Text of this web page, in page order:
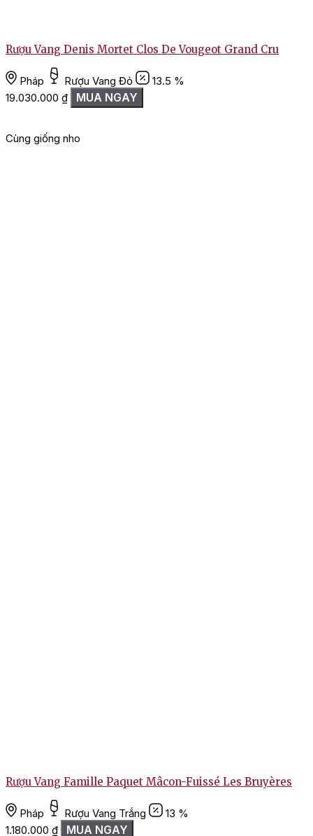
Rượu Vang Denis Mortet Clos De Vougeot Grand Cru
Pháp Rượu Vang Đỏ
13.5 %
19.030.000 ₫ MUA NGAY
Cùng giống nho
Rượu Vang Famille Paquet Mâcon-Fuissé Les Bruyères
Pháp Rượu Vang Trắng
13 %
1.180.000 ₫ MUA NGAY